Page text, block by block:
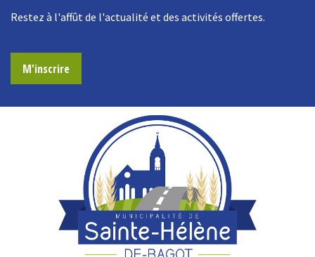
Restez à l'affût de l'actualité et des activités offertes.
M'inscrire